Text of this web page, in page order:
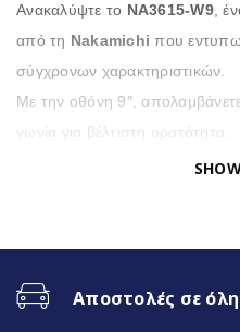
Ανακαλύψτε το NA3615-W9,
από τη Nakamichi που
σύγχρονων χαρακτηριστικών.
Με την οθόνη 9″,
γωνία για βέλτιστη ορατότητα.
υψηλής ανάλυσης και
υποστηρίζει τόσο το
Αποστολές σε